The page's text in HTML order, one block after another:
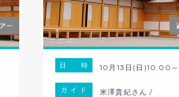
日 時 10月13日(日)10:00
ガ イ ド
米澤貴紀さん /